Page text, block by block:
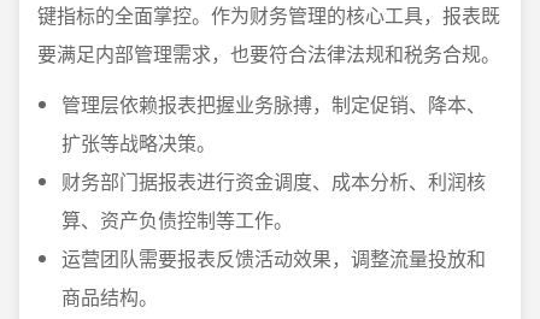
键指标的全面掌控。作为财务管理的核心工具，报表既
要满足内部管理需求，也要符合法律法规和税务合规。
管理层依赖报表把握业务脉搏，制定促销、降本、
扩张等战略决策。
财务部门据报表进行资金调度、成本分析、利润核
算、资产负债控制等工作。
运营团队需要报表反馈活动效果，调整流量投放和
商品结构。